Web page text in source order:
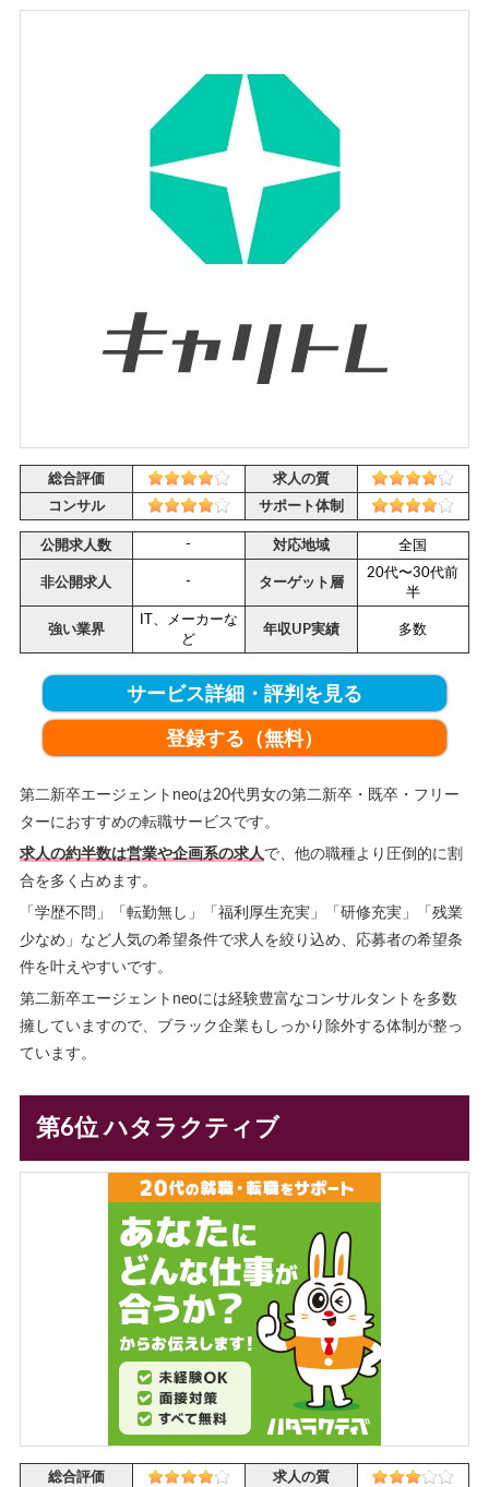
総合評価
求人の質
コンサル
サポート体制
公開求人数 - 対応地域 全国
非公開求人 - ターゲット層
20代〜30代前
半
強い業界
IT、メーカーな
ど
年収UP実績 多数
サービス詳細・評判を見る
登録する（無料）
第二新卒エージェントneoは20代男女の第二新卒・既卒・フリー
ターにおすすめの転職サービスです。
求人の約半数は営業や企画系の求人で、他の職種より圧倒的に割
合を多く占めます。
「学歴不問」「転勤無し」「福利厚生充実」「研修充実」「残業
少なめ」など人気の希望条件で求人を絞り込め、応募者の希望条
件を叶えやすいです。
第二新卒エージェントneoには経験豊富なコンサルタントを多数
擁していますので、ブラック企業もしっかり除外する体制が整っ
ています。
第6位 ハタラクティブ
総合評価
求人の質